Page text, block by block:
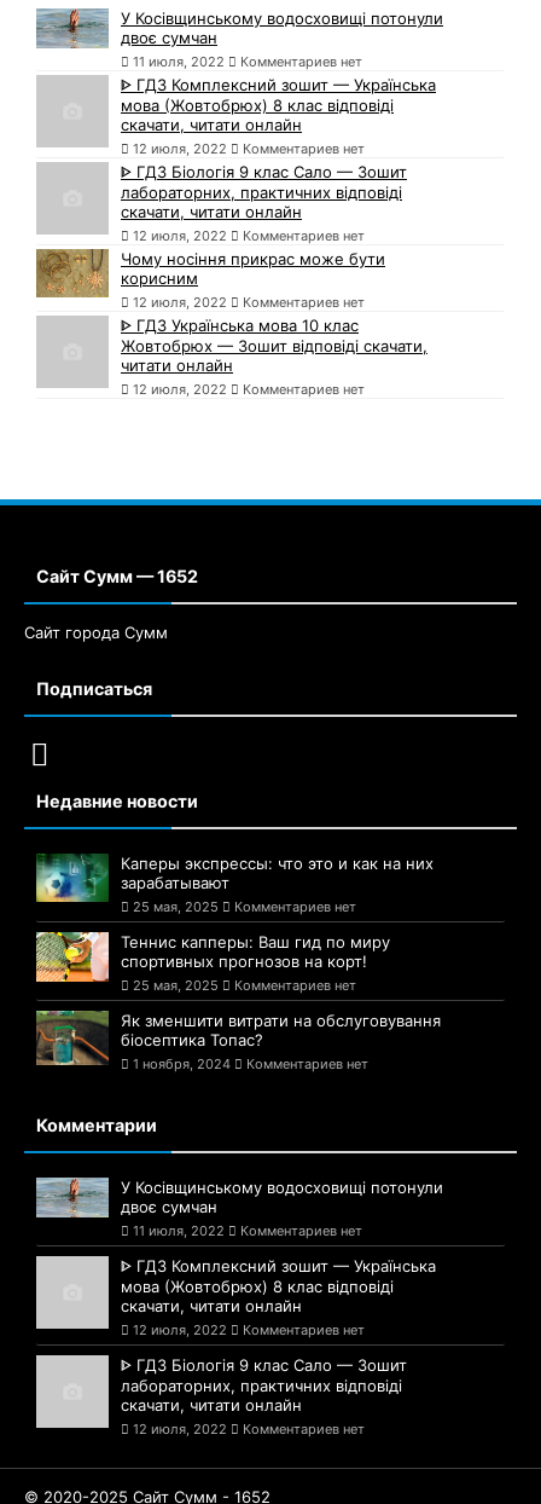
У Косівщинському водосховищі потонули
двоє сумчан
11 июля, 2022 Комментариев нет
ᐈ ГДЗ Комплексний зошит — Українська
мова (Жовтобрюх) 8 клас відповіді
скачати, читати онлайн
12 июля, 2022 Комментариев нет
ᐈ ГДЗ Біологія 9 клас Сало — Зошит
лабораторних, практичних відповіді
скачати, читати онлайн
12 июля, 2022 Комментариев нет
Чому носіння прикрас може бути
корисним
12 июля, 2022 Комментариев нет
ᐈ ГДЗ Українська мова 10 клас
Жовтобрюх — Зошит відповіді скачати,
читати онлайн
12 июля, 2022 Комментариев нет
Сайт Сумм — 1652
Сайт города Сумм
Подписаться
Недавние новости
Каперы экспрессы: что это и как на них
зарабатывают
25 мая, 2025 Комментариев нет
Теннис капперы: Ваш гид по миру
спортивных прогнозов на корт!
25 мая, 2025 Комментариев нет
Як зменшити витрати на обслуговування
біосептика Топас?
1 ноября, 2024 Комментариев нет
Комментарии
У Косівщинському водосховищі потонули
двоє сумчан
11 июля, 2022 Комментариев нет
ᐈ ГДЗ Комплексний зошит — Українська
мова (Жовтобрюх) 8 клас відповіді
скачати, читати онлайн
12 июля, 2022 Комментариев нет
ᐈ ГДЗ Біологія 9 клас Сало — Зошит
лабораторних, практичних відповіді
скачати, читати онлайн
12 июля, 2022 Комментариев нет
© 2020-2025 Сайт Сумм - 1652